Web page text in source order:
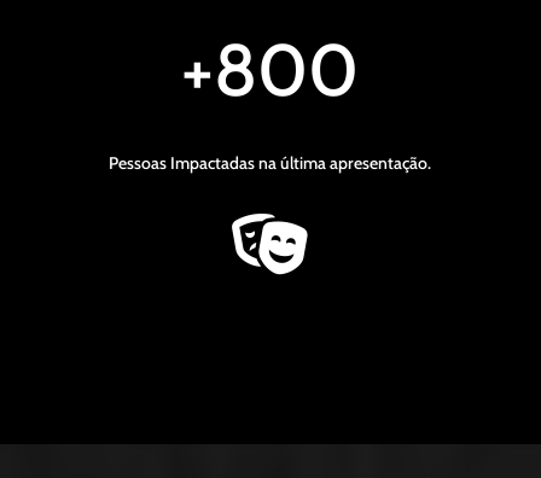
+800
Pessoas Impactadas na última apresentação.
